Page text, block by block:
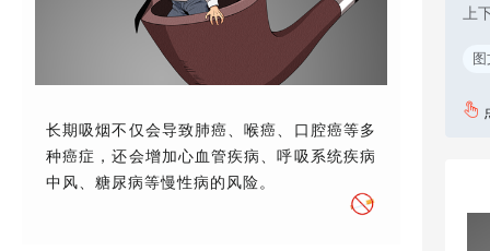
长期吸烟不仅会导致肺癌、喉癌、口腔癌等多
种癌症，还会增加心血管疾病、呼吸系统疾病
中风、糖尿病等慢性病的风险。
上